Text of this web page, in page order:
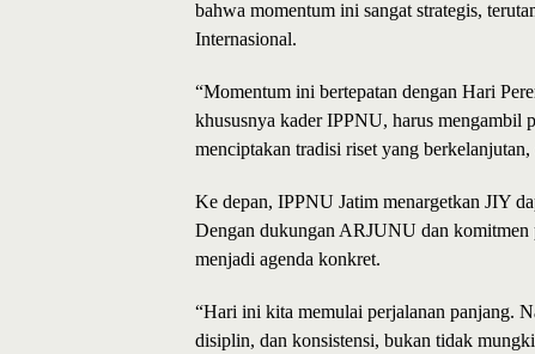
bahwa momentum ini sangat strategis,
Internasional.
“Momentum ini bertepatan dengan Hari
khususnya kader IPPNU, harus mengambil
menciptakan tradisi riset yang
Ke depan, IPPNU Jatim menargetkan JIY
Dengan dukungan ARJUNU dan
menjadi agenda konkret.
“Hari ini kita memulai perjalanan panjang.
disiplin, dan konsistensi, bukan tidak